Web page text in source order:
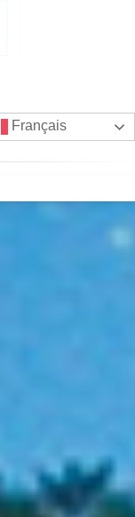
Français